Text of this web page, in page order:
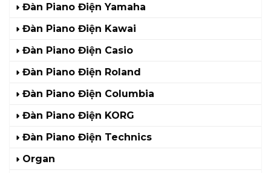
Đàn Piano Điện Yamaha
Đàn Piano Điện Kawai
Đàn Piano Điện Casio
Đàn Piano Điện Roland
Đàn Piano Điện Columbia
Đàn Piano Điện KORG
Đàn Piano Điện Technics
Organ